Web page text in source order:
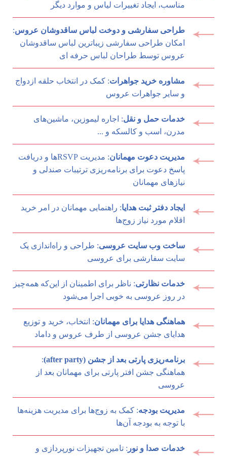
مناسب، ایجاد تغییرات لیاس و موارد دیگر
طراحی سفارشی و دوخت لباس ساقدوشان عروس:
امکان طراحی سفارشی زیباترین لباس ساقدوشان
عروس توسط طراحان لباس حرفه ای
مشاوره خرید جواهرات: کمک در انتخاب حلقه ازدواج
و سایر جواهرات عروس
خدمات حمل و نقل: اجاره لیموزین، ماشین‌های
مدرن، اسب و کالسکه و ...
مدیریت دعوت مهمانان
: مدیریت RSVP‌ها و دریافت
پاسخ دعوت برای برنامه‌ریزی ترتیبات صندلی و
نیازهای مهمانان
ایجاد دفتر ثبت هدایا: راهنمایی مهمانان در امر خرید
اقلام مورد نیاز زوج‌ها
ساخت وب سایت عروسی: طراحی و راه‌اندازی یک
سایت سفارشی برای عروسی
خدمات نظارتی: ناظر برای اطمینان از این‌که همه‌چیز
در روز عروسی به خوبی اجرا می‌شود
هماهنگی هدایا برای مهمانان: انتخاب، خرید و توزیع
هدایای جشن عروسی از طرف عروس و داماد
برنامه‌ریزی پارتی بعد از جشن (after party)
:
هماهنگی جشن افتر پارتی برای مهمانان بعد از
عروسی
مدیریت بودجه: کمک به زوج‌ها برای مدیریت هزینه‌ها
با توجه به بودجه آن‌ها
خدمات صدا و نور : تامین تجهیزات نورپردازی و